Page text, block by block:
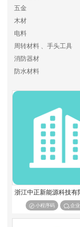
五金
木材
电料
周转材料 、手头工具
消防器材
防水材料
浙江中正新能源科技有
小程序码 企